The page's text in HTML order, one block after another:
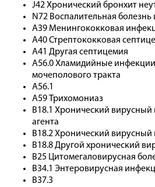
J42 Хронический бронхит
N72 Воспалительная
A39 Менингококковая
A40 Стрептококковая
A41 Другая септицемия
A56.0 Хламидийные
мочеполового тракта
A56.1
A59 Трихомониаз
B18.1 Хронический вирусный
агента
B18.2 Хронический вирусный
B18.8 Другой хронический
B25 Цитомегаловирусная
B34.1 Энтеровирусная
B37.3